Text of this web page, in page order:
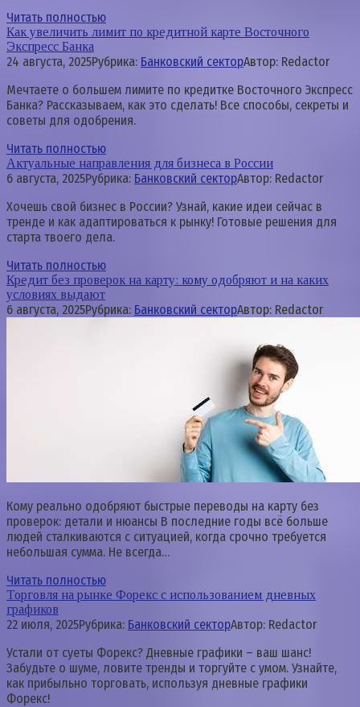
Читать полностью
Как увеличить лимит по кредитной карте Восточного
Экспресс Банка
24 августа, 2025Рубрика: Банковский секторАвтор: Redactor
Мечтаете о большем лимите по кредитке Восточного Экспресс
Банка? Рассказываем, как это сделать! Все способы, секреты и
советы для одобрения.
Читать полностью
Актуальные направления для бизнеса в России
6 августа, 2025Рубрика: Банковский секторАвтор: Redactor
Хочешь свой бизнес в России? Узнай, какие идеи сейчас в
тренде и как адаптироваться к рынку! Готовые решения для
старта твоего дела.
Читать полностью
Кредит без проверок на карту: кому одобряют и на каких
условиях выдают
6 августа, 2025Рубрика: Банковский секторАвтор: Redactor
Кому реально одобряют быстрые переводы на карту без
проверок: детали и нюансы В последние годы всё больше
людей сталкиваются с ситуацией, когда срочно требуется
небольшая сумма. Не всегда…
Читать полностью
Торговля на рынке Форекс с использованием дневных
графиков
22 июля, 2025Рубрика: Банковский секторАвтор: Redactor
Устали от суеты Форекс? Дневные графики – ваш шанс!
Забудьте о шуме, ловите тренды и торгуйте с умом. Узнайте,
как прибыльно торговать, используя дневные графики
Форекс!